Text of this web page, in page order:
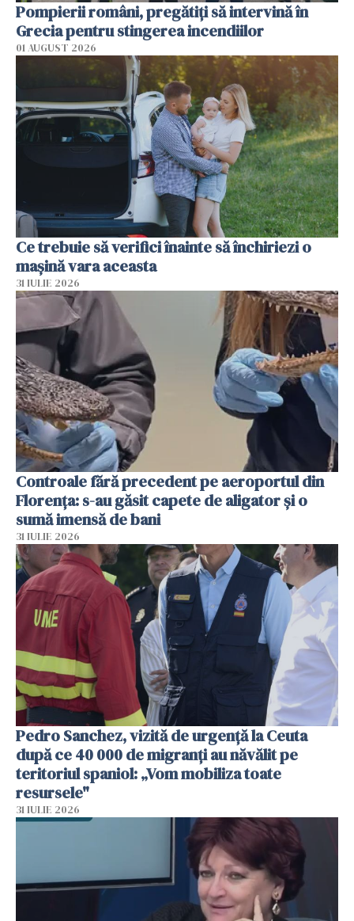
Pompierii români, pregătiţi să intervină în
Grecia pentru stingerea incendiilor
01 AUGUST 2026
Ce trebuie să verifici înainte să închiriezi o
mașină vara aceasta
31 IULIE 2026
Controale fără precedent pe aeroportul din
Florența: s-au găsit capete de aligator și o
sumă imensă de bani
31 IULIE 2026
Pedro Sanchez, vizită de urgență la Ceuta
după ce 40 000 de migranți au năvălit pe
teritoriul spaniol: „Vom mobiliza toate
resursele"
31 IULIE 2026